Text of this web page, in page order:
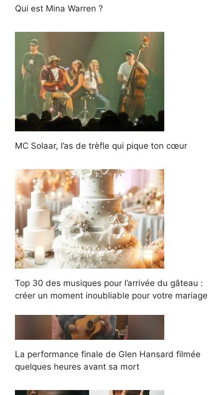
Qui est Mina Warren ?
MC Solaar, l’as de trèfle qui pique ton cœur
Top 30 des musiques pour l’arrivée du gâteau :
créer un moment inoubliable pour votre mariage
La performance finale de Glen Hansard filmée
quelques heures avant sa mort